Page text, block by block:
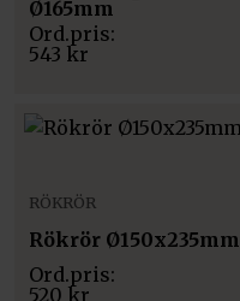
Ø165mm
543 kr
RÖKRÖR
Rökrör Ø150x235mm
520 kr